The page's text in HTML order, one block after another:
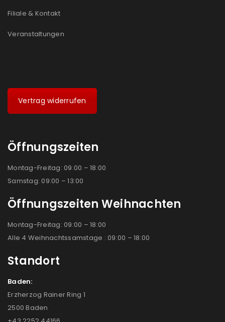
Filiale & Kontakt
Veranstaltungen
Vertrag widerrufen
Öffnungszeiten
Montag-Freitag: 09:00 – 18:00
Samstag: 09:00 – 13:00
Öffnungszeiten Weihnachten
Montag-Freitag: 09:00 – 18:00
Alle 4 Weihnachtssamstage : 09:00 – 18:00
Standort
Baden:
Erzherzog Rainer Ring 1
2500 Baden